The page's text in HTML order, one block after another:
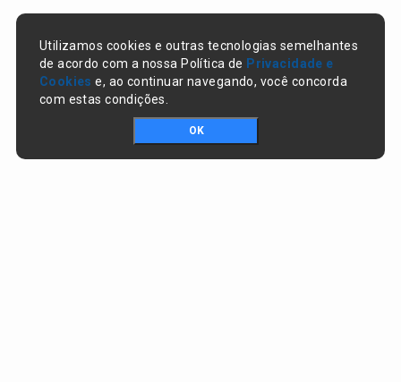
Utilizamos cookies e outras tecnologias semelhantes
de acordo com a nossa Política de Privacidade e
Cookies e, ao continuar navegando, você concorda
com estas condições.
OK